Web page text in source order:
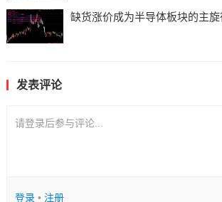
缺货涨价成为半导体板块的主旋
发表评论
请登录后参与评论...
登录• 注册